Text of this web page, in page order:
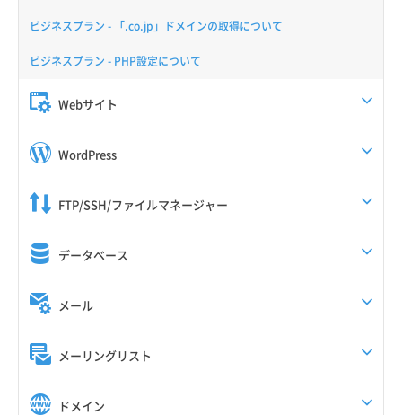
ビジネスプラン - 「.co.jp」ドメインの取得について
ビジネスプラン - PHP設定について
Webサイト
WordPress
FTP/SSH/ファイルマネージャー
データベース
メール
メーリングリスト
ドメイン